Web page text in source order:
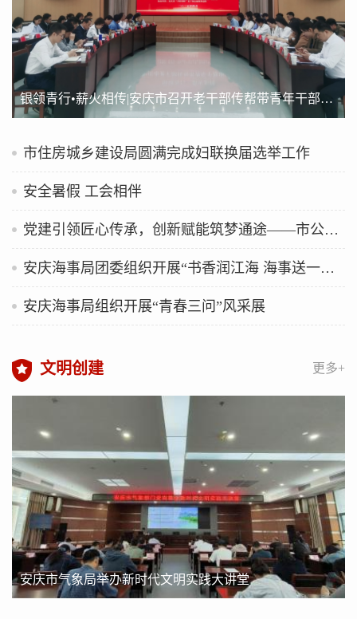
银领青行•薪火相传|安庆市召开老干部传帮带青年干部座谈会
市住房城乡建设局圆满完成妇联换届选举工作
安全暑假 工会相伴
党建引领匠心传承，创新赋能筑梦通途——市公路中心组织青年干部赴重点工程项目一线观摩学习
安庆海事局团委组织开展“书香润江海 海事送一课”航海日主题活动
安庆海事局组织开展“青春三问”风采展
文明创建 更多+
安庆市气象局举办新时代文明实践大讲堂